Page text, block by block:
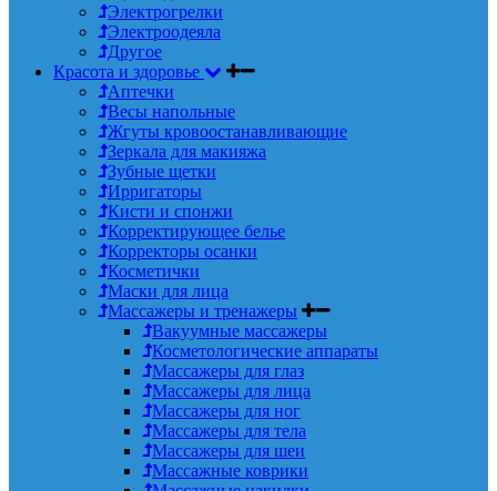
Электрогрелки
Электроодеяла
Другое
Красота и здоровье
Аптечки
Весы напольные
Жгуты кровоостанавливающие
Зеркала для макияжа
Зубные щетки
Ирригаторы
Кисти и спонжи
Корректирующее белье
Корректоры осанки
Косметички
Маски для лица
Массажеры и тренажеры
Вакуумные массажеры
Косметологические аппараты
Массажеры для глаз
Массажеры для лица
Массажеры для ног
Массажеры для тела
Массажеры для шеи
Массажные коврики